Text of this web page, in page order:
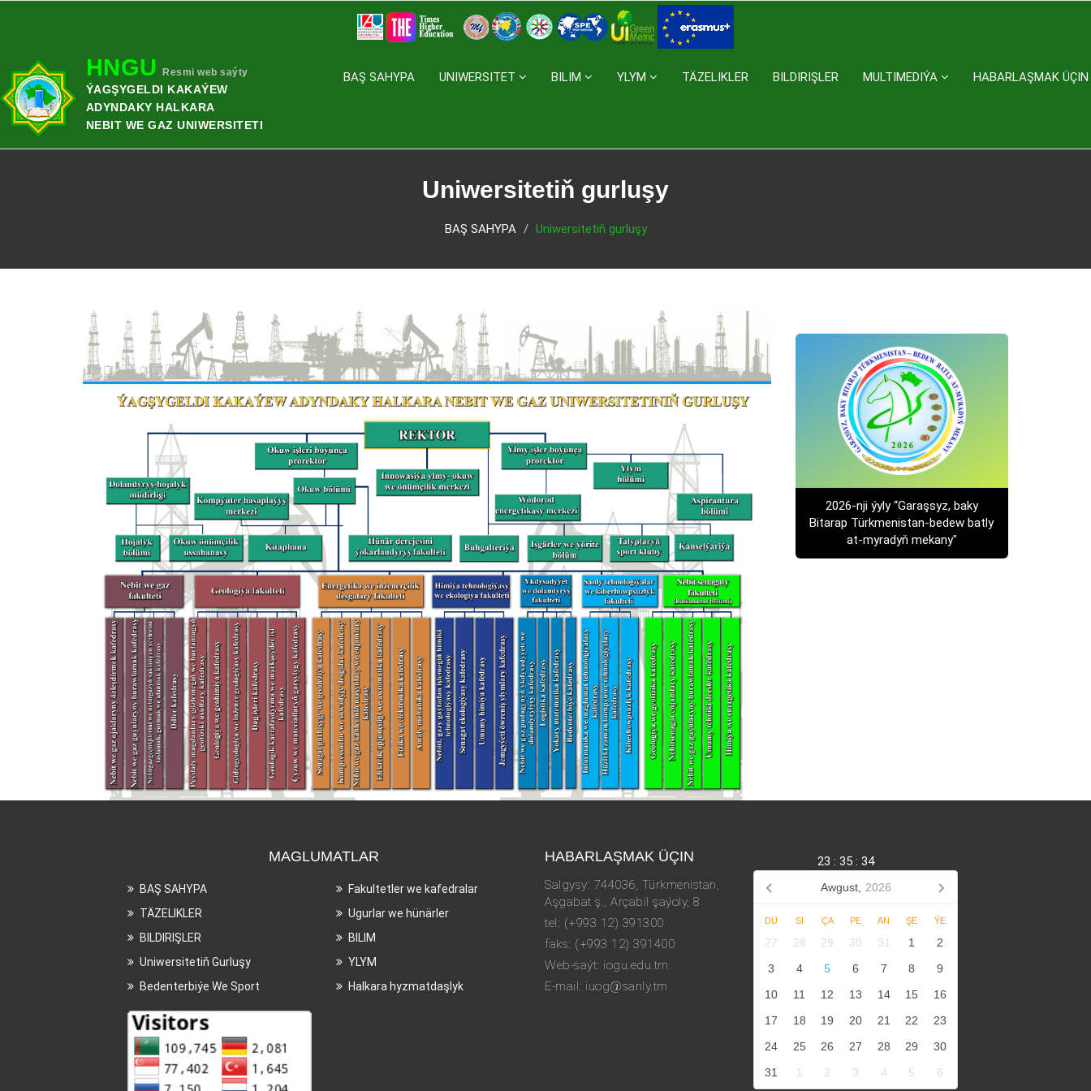
HNGU Resmi web saýty
ÝAGŞYGELDI KAKAÝEW
ADYNDAKY HALKARA
NEBIT WE GAZ UNIWERSITETI
BAŞ SAHYPA UNIWERSITET BILIM YLYM TÄZELIKLER BILDIRIŞLER MULTIMEDIÝA HABARLAŞMAK ÜÇIN
Uniwersitetiň gurluşy
BAŞ SAHYPA Uniwersitetiň gurluşy
2026-nji ýyly “Garaşsyz, baky
Bitarap Türkmenistan-bedew batly
at-myradyň mekany"
MAGLUMATLAR
BAŞ SAHYPA
TÄZELIKLER
BILDIRIŞLER
Uniwersitetiň Gurluşy
Bedenterbiýe We Sport
Fakultetler we kafedralar
Ugurlar we hünärler
BILIM
YLYM
Halkara hyzmatdaşlyk
HABARLAŞMAK ÜÇIN
Salgysy: 744036, Türkmenistan,
Aşgabat ş., Arçabil şaýoly, 8
tel: (+993 12) 391300
faks: (+993 12) 391400
Web-saýt: iogu.edu.tm
E-mail: iuog@sanly.tm
23 : 35: 34
Awgust, 2026
DU SI ÇA PE AN ŞE ÝE
27 28 29 30 31 1
2
3
4 5 6 7 8
9
10
11 12 13 14 15
16
17
18 19 20 21 22
23
24
25 26 27 28 29
30
31
1 2 3 4 5 6